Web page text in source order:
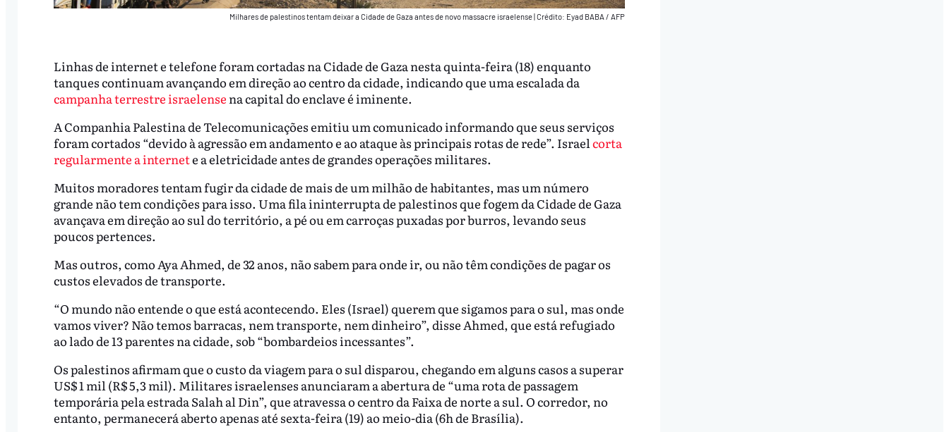
Milhares de palestinos tentam deixar a Cidade de Gaza antes de novo massacre israelense|Crédito: Eyad BABA / AFP
Linhas de internet e telefone foram cortadas na Cidade de Gaza nesta quinta-feira (18) enquanto
tanques continuam avançando em direção ao centro da cidade, indicando que uma escalada da
campanha terrestre israelense na capital do enclave é iminente.
A Companhia Palestina de Telecomunicações emitiu um comunicado informando que seus serviços
foram cortados “devido à agressão em andamento e ao ataque às principais rotas de rede”. Israelcorta
regularmente a internete a eletricidade antes de grandes operações militares.
Muitos moradores tentam fugir da cidade de mais de um milhão de habitantes, mas um número
grande não tem condições para isso. Uma fila ininterrupta de palestinos que fogem da Cidade de Gaza
avançava em direção ao sul do território, a pé ou em carroças puxadas por burros, levando seus
poucos pertences.
Mas outros, como Aya Ahmed, de 32 anos, não sabem para onde ir, ou não têm condições de pagar os
custos elevados de transporte.
“O mundo não entende o que está acontecendo. Eles (Israel) querem que sigamos para o sul, mas onde
vamos viver? Não temos barracas, nem transporte, nem dinheiro”, disse Ahmed, que está refugiado
ao lado de 13 parentes na cidade, sob “bombardeios incessantes”.
Os palestinos afirmam que o custo da viagem para o sul disparou, chegando em alguns casos a superar
US$ 1 mil (R$ 5,3 mil). Militares israelenses anunciaram a abertura de “uma rota de passagem
temporária pela estrada Salah al Din”, que atravessa o centro da Faixa de norte a sul. O corredor, no
entanto, permanecerá aberto apenas até sexta-feira (19) ao meio-dia (6h de Brasília).